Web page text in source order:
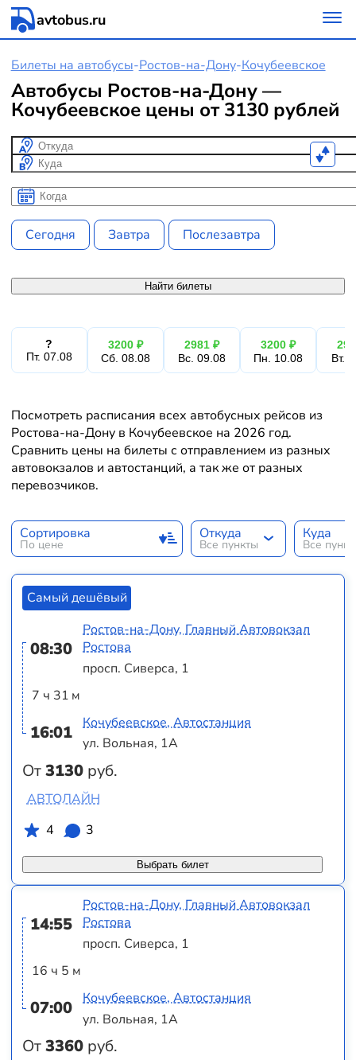
avtobus.ru
Билеты на автобусы-Ростов-на-Дону-Кочубеевское
Автобусы Ростов-на-Дону —
Кочубеевское цены от 3130 рублей
Откуда
Куда
Когда
Когда
Сегодня Завтра Послезавтра
Найти билеты
?
Пт. 07.08
3200 ₽
Сб. 08.08
2981 ₽
Вс. 09.08
3200 ₽
Пн. 10.08
Вт.
Посмотреть расписания всех автобусных рейсов из
Ростова-на-Дону в Кочубеевское на 2026 год.
Сравнить цены на билеты с отправлением из разных
автовокзалов и автостанций, а так же от разных
перевозчиков.
Сортировка
По цене
Откуда
Все пункты
Куда
Все
Самый дешёвый
08:30
7 ч 31 м
16:01
От3130 руб.
Ростов-на-Дону, Главный Автовокзал
Ростова
просп. Сиверса, 1
Кочубеевское, Автостанция
ул. Вольная, 1А
Выбрать билет
АВТОЛАЙН
4
3
14:55
16 ч 5 м
07:00
От3360 руб.
Ростов-на-Дону, Главный Автовокзал
Ростова
просп. Сиверса, 1
Кочубеевское, Автостанция
ул. Вольная, 1А